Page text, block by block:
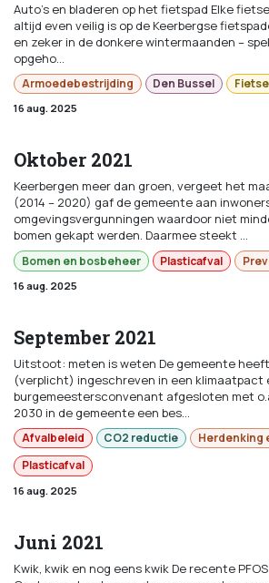
Auto’s en bladeren op het fietspad Elke
altijd even veilig is op de Keerbergse
en zeker in de donkere wintermaanden –
opgeho...
Armoedebestrijding Den Bussel
16 aug. 2025
Oktober 2021
Keerbergen meer dan groen, vergeet het
(2014 – 2020) gaf de gemeente aan
omgevingsvergunningen waardoor niet
bomen gekapt werden. Daarmee steekt ...
Bomen en bosbeheer Plasticafval
16 aug. 2025
September 2021
Uitstoot: meten is weten De gemeente
(verplicht) ingeschreven in een klimaatpact
burgemeestersconvenant afgesloten met
2030 in de gemeente een bes...
Afvalbeleid CO2 reductie
Herdenking
Plasticafval
16 aug. 2025
Juni 2021
Kwik, kwik en nog eens kwik De recente